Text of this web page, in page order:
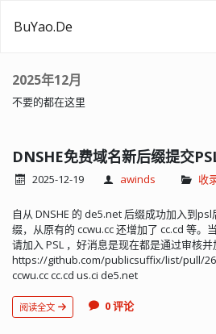
BuYao.De
2025年12月
不要的都在这里
DNSHE免费域名新后缀提交
2025-12-19 awinds 收
自从 DNSHE 的 de5.net 后缀成功加入到
缀，从原有的 ccwu.cc 还增加了 cc.cd 等。
请加入 PSL ，好消息是现在都是通过审核并
https://github.com/publicsuffix/list/pull/
ccwu.cc cc.cd us.ci de5.net
阅读全文 0 评论